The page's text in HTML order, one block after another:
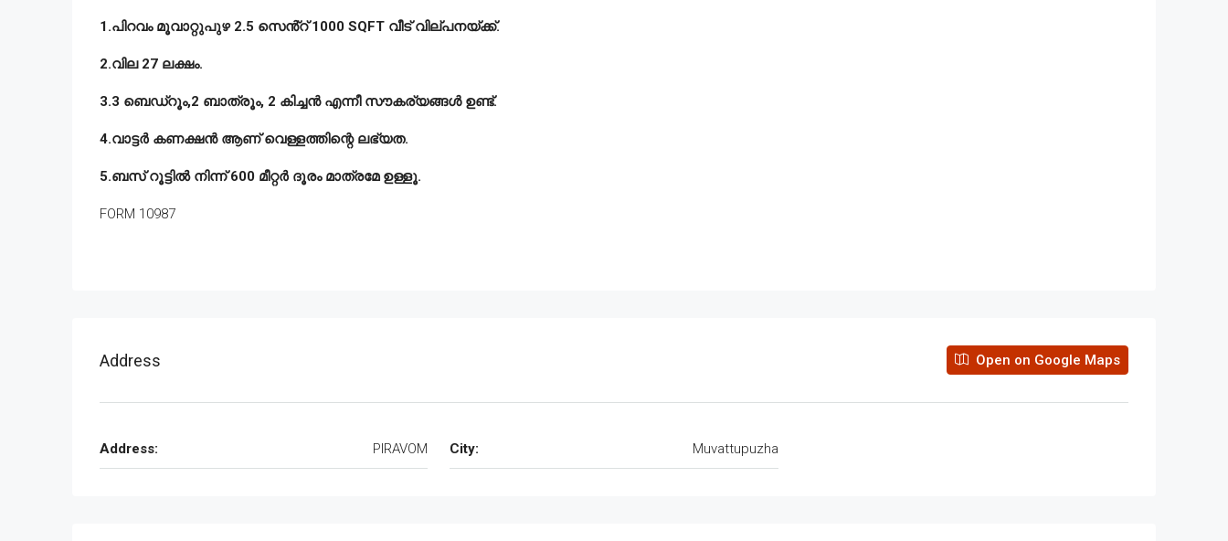
1.പിറവം മൂവാറ്റുപുഴ 2.5 സെൻ്റ് 1000 SQFT വീട് വില്പനയ്ക്ക്.
2.വില 27 ലക്ഷം.
3.3 ബെഡ്‌റൂം,2 ബാത്രൂം, 2 കിച്ചൻ എന്നീ സൗകര്യങ്ങൾ ഉണ്ട്‌.
4.വാട്ടർ കണക്ഷൻ ആണ് വെള്ളത്തിന്റെ ലഭ്യത.
5.ബസ് റൂട്ടിൽ നിന്ന് 600 മീറ്റർ ദൂരം മാത്രമേ ഉള്ളൂ.
FORM 10987
Address Open on Google Maps
Address: PIRAVOM City: Muvattupuzha